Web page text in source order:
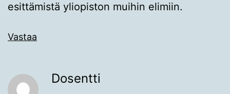
esittämistä yliopiston muihin elimiin.
Vastaa
Dosentti